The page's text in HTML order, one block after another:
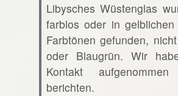
Libysches Wüstenglas
farblos oder in
Farbtönen gefunden,
oder Blaugrün. Wir
Kontakt
berichten.